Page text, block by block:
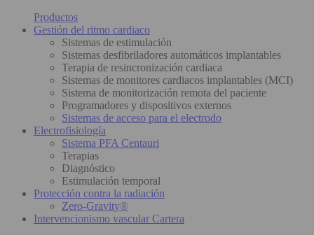
Productos
Gestión del ritmo cardiaco
Sistemas de estimulación
Sistemas desfibriladores automáticos implantables
Terapia de resincronización cardiaca
Sistemas de monitores cardiacos implantables (MCI)
Sistema de monitorización remota del paciente
Programadores y dispositivos externos
Sistemas de acceso para el electrodo
Electrofisiología
Sistema PFA Centauri
Terapias
Diagnóstico
Estimulación temporal
Protección contra la radiación
Zero-Gravity®
Intervencionismo vascular Cartera